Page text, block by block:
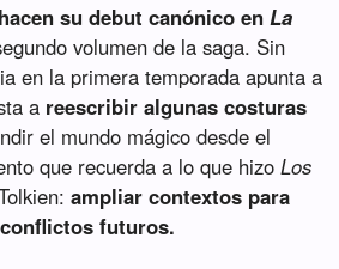
su debut canónico en La
volumen de la saga. Sin
en la primera temporada apunta a
a reescribir algunas costuras
el mundo mágico desde el
que recuerda a lo que hizoLos
ampliar contextos para
futuros.